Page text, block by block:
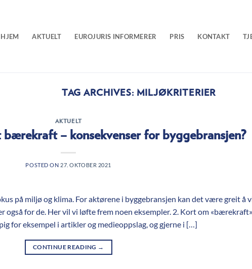
HJEM AKTUELT EUROJURIS INFORMERER PRIS KONTAKT
TAG ARCHIVES: MILJØKRITERIER
AKTUELT
– konsekvenser for byggebransjen?
POSTED ON 27. OKTOBER 2021
på miljø og klima. For aktørene i byggebransjen kan det være greit å
også for de. Her vil vi løfte frem noen eksempler. 2. Kort om «bærekraft»
for eksempel i artikler og medieoppslag, og gjerne i […]
CONTINUE READING →